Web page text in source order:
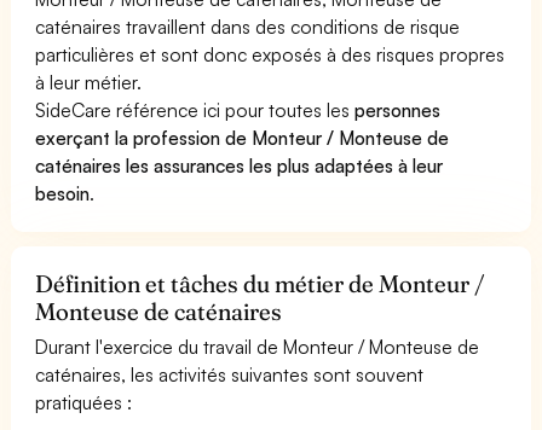
caténaires travaillent dans des conditions de risque
particulières et sont donc exposés à des risques propres
à leur métier.
SideCare référence ici pour toutes lespersonnes
exerçant la profession de Monteur / Monteuse de
caténaires les assurances les plus adaptées à leur
besoin.
Définition et tâches du métier de Monteur /
Monteuse de caténaires
Durant l'exercice du travail de Monteur / Monteuse de
caténaires, les activités suivantes sont souvent
pratiquées :